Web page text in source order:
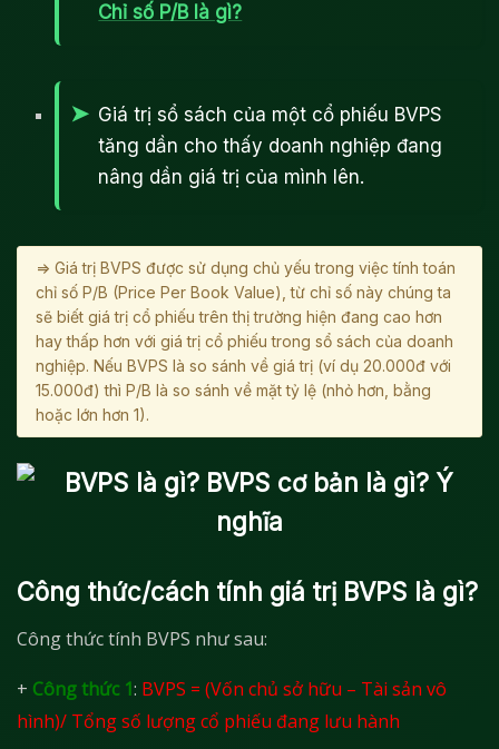
Chỉ số P/B là gì?
Giá trị sổ sách của một cổ phiếu BVPS
tăng dần cho thấy doanh nghiệp đang
nâng dần giá trị của mình lên.
=> Giá trị BVPS được sử dụng chủ yếu trong việc tính toán
chỉ số P/B (Price Per Book Value), từ chỉ số này chúng ta
sẽ biết giá trị cổ phiếu trên thị trường hiện đang cao hơn
hay thấp hơn với giá trị cổ phiếu trong sổ sách của doanh
nghiệp. Nếu BVPS là so sánh về giá trị (ví dụ 20.000đ với
15.000đ) thì P/B là so sánh về mặt tỷ lệ (nhỏ hơn, bằng
hoặc lớn hơn 1).
Công thức/cách tính giá trị BVPS là gì?
Công thức tính BVPS như sau:
+ Công thức 1: BVPS = (Vốn chủ sở hữu – Tài sản vô
hình)/ Tổng số lượng cổ phiếu đang lưu hành